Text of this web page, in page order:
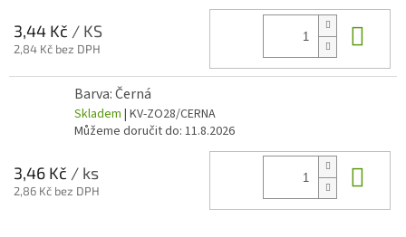
3,44 Kč / KS
2,84 Kč bez DPH
Barva: Černá
Skladem | KV-ZO28/CERNA
Můžeme doručit do: 11.8.2026
3,46 Kč / ks
2,86 Kč bez DPH